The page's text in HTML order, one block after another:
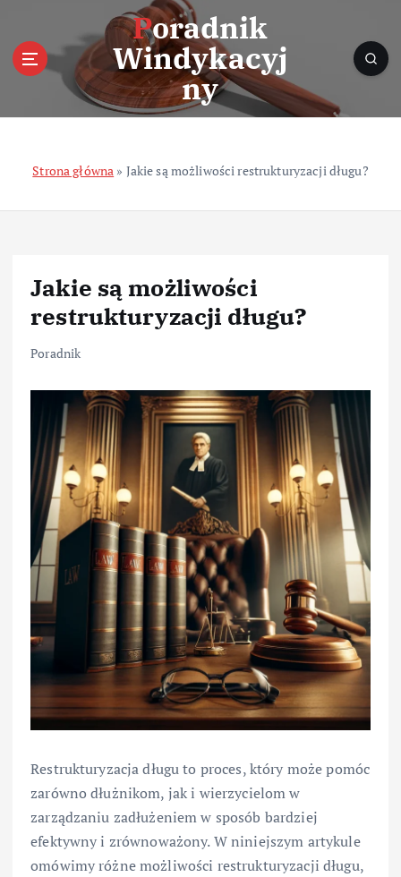
e
Poradnik
Windykacyj
ny
Strona główna » Jakie są możliwości restrukturyzacji długu?
Jakie są możliwości
restrukturyzacji długu?
Poradnik
Restrukturyzacja długu to proces, który może pomóc
zarówno dłużnikom, jak i wierzycielom w
zarządzaniu zadłużeniem w sposób bardziej
efektywny i zrównoważony. W niniejszym artykule
omówimy różne możliwości restrukturyzacji długu,